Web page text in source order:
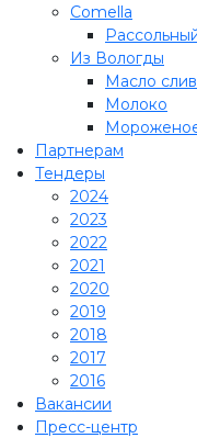
Comеlla
Из Вологды
Масло
Молоко
Партнерам
Тендеры
2024
2023
2022
2021
2020
2019
2018
2017
2016
Вакансии
Пресс-центр